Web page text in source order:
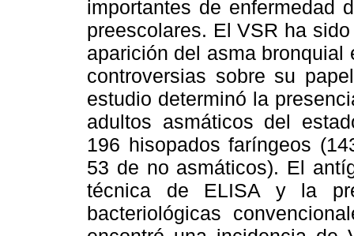
importantes de enfermedad
preescolares. El VSR ha
aparición del asma
controversias sobre su
estudio determinó la
adultos asmáticos del
196 hisopados faríngeos
53 de no asmáticos). El
técnica de ELISA y la
bacteriológicas